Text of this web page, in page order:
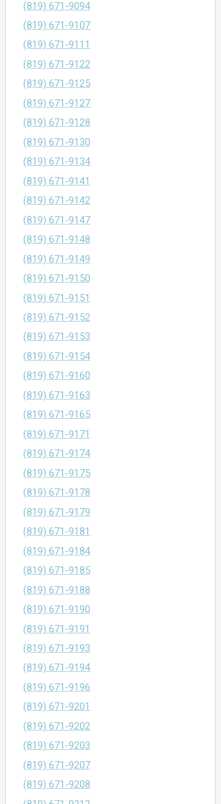
(819) 671-9094
(819) 671-9107
(819) 671-9111
(819) 671-9122
(819) 671-9125
(819) 671-9127
(819) 671-9128
(819) 671-9130
(819) 671-9134
(819) 671-9141
(819) 671-9142
(819) 671-9147
(819) 671-9148
(819) 671-9149
(819) 671-9150
(819) 671-9151
(819) 671-9152
(819) 671-9153
(819) 671-9154
(819) 671-9160
(819) 671-9163
(819) 671-9165
(819) 671-9171
(819) 671-9174
(819) 671-9175
(819) 671-9178
(819) 671-9179
(819) 671-9181
(819) 671-9184
(819) 671-9185
(819) 671-9188
(819) 671-9190
(819) 671-9191
(819) 671-9193
(819) 671-9194
(819) 671-9196
(819) 671-9201
(819) 671-9202
(819) 671-9203
(819) 671-9207
(819) 671-9208